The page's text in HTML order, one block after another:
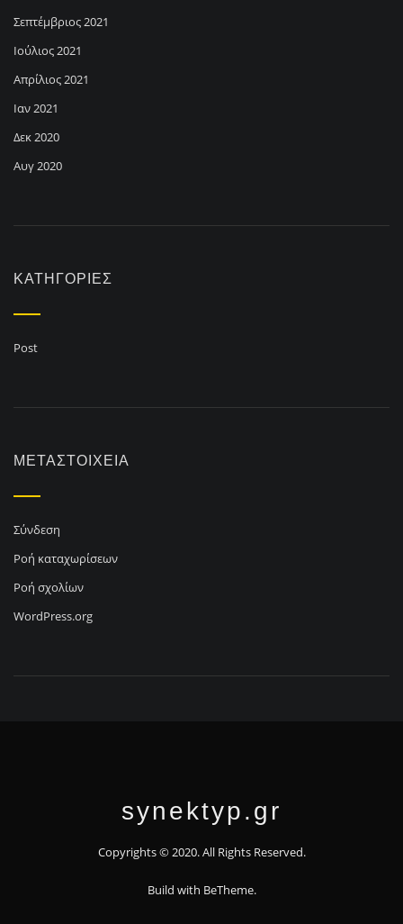
Σεπτέμβριος 2021
Ιούλιος 2021
Απρίλιος 2021
Ιαν 2021
Δεκ 2020
Αυγ 2020
KΑΤΗΓΟΡΊΕΣ
Post
ΜΕΤΑΣΤΟΙΧΕΊΑ
Σύνδεση
Ροή καταχωρίσεων
Ροή σχολίων
WordPress.org
synektyp.gr
Copyrights © 2020. All Rights Reserved.
Build with BeTheme.